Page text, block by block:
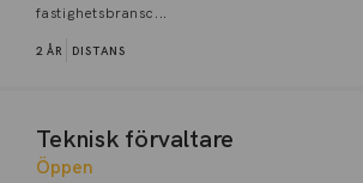
fastighetsbransc...
2 ÅR DISTANS
Teknisk förvaltare
Öppen